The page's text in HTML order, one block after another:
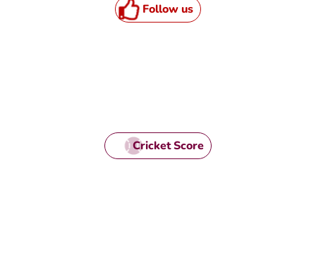
Follow us
Cricket Score